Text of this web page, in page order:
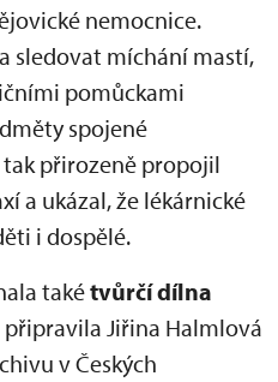
nemocnice.
sledovat míchání mastí,
pomůckami
spojené
přirozeně propojil
a ukázal, že lékárnické
i dospělé.
takétvůrčí dílna
připravila Jiřina Halmlová
v Českých